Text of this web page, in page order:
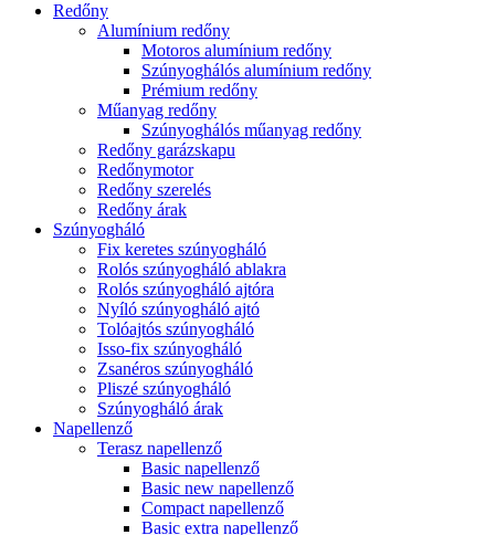
Redőny
Alumínium redőny
Motoros alumínium redőny
Szúnyoghálós alumínium redőny
Prémium redőny
Műanyag redőny
Szúnyoghálós műanyag redőny
Redőny garázskapu
Redőnymotor
Redőny szerelés
Redőny árak
Szúnyogháló
Fix keretes szúnyogháló
Rolós szúnyogháló ablakra
Rolós szúnyogháló ajtóra
Nyíló szúnyogháló ajtó
Tolóajtós szúnyogháló
Isso-fix szúnyogháló
Zsanéros szúnyogháló
Pliszé szúnyogháló
Szúnyogháló árak
Napellenző
Terasz napellenző
Basic napellenző
Basic new napellenző
Compact napellenző
Basic extra napellenző